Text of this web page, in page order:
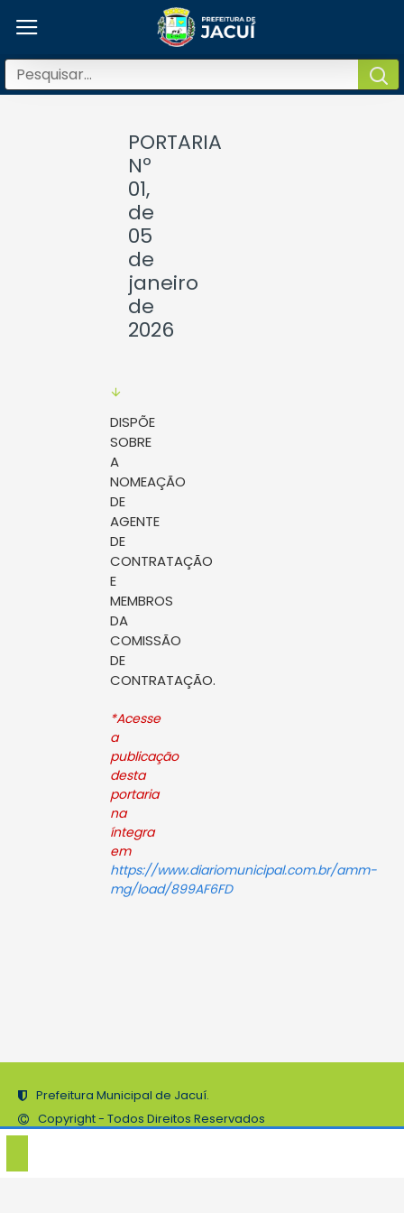
PORTARIA
Nº
01,
de
05
de
janeiro
de
2026
DISPÕE
SOBRE
A
NOMEAÇÃO
DE
AGENTE
DE
CONTRATAÇÃO
E
MEMBROS
DA
COMISSÃO
DE
CONTRATAÇÃO.
*Acesse
a
publicação
desta
portaria
na
íntegra
em
https://www.diariomunicipal.com.br/amm-
mg/load/899AF6FD
Prefeitura Municipal de Jacuí.
Copyright - Todos Direitos Reservados